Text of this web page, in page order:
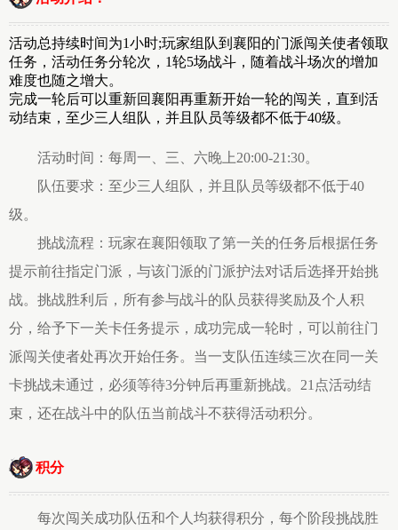
活动总持续时间为1小时;玩家组队到襄阳的门派闯关使者领取
任务，活动任务分轮次，1轮5场战斗，随着战斗场次的增加
难度也随之增大。
完成一轮后可以重新回襄阳再重新开始一轮的闯关，直到活
动结束，至少三人组队，并且队员等级都不低于40级。
活动时间：每周一、三、六晚上20:00-21:30。
队伍要求：至少三人组队，并且队员等级都不低于40
级。
挑战流程：玩家在襄阳领取了第一关的任务后根据任务
提示前往指定门派，与该门派的门派护法对话后选择开始挑
战。挑战胜利后，所有参与战斗的队员获得奖励及个人积
分，给予下一关卡任务提示，成功完成一轮时，可以前往门
派闯关使者处再次开始任务。当一支队伍连续三次在同一关
卡挑战未通过，必须等待3分钟后再重新挑战。21点活动结
束，还在战斗中的队伍当前战斗不获得活动积分。
积分
每次闯关成功队伍和个人均获得积分，每个阶段挑战胜